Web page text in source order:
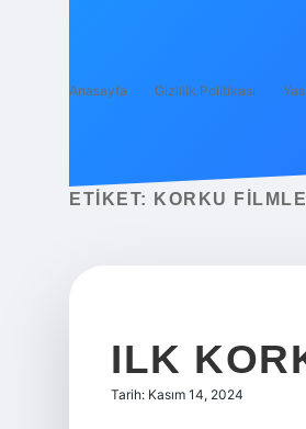
Anasayfa Gizlilik Politikası
ETIKET: KORKU
ILK
Tarih: Kasım 14, 2024